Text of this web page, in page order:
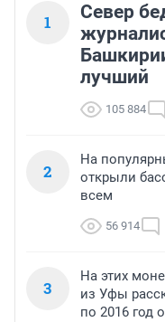
1
Север
лучший
105 884
2
На
открыли
всем
56 914
3
На этих
из Уфы
по 2016 год